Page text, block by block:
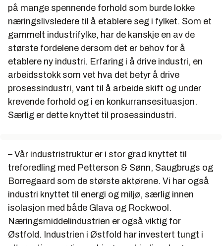
på mange spennende forhold som burde lokke
næringslivsledere til å etablere seg i fylket. Som et
gammelt industrifylke, har de kanskje en av de
største fordelene dersom det er behov for å
etablere ny industri. Erfaring i å drive industri, en
arbeidsstokk som vet hva det betyr å drive
prosessindustri, vant til å arbeide skift og under
krevende forhold og i en konkurransesituasjon.
Særlig er dette knyttet til prosessindustri.
– Vår industristruktur er i stor grad knyttet til
treforedling med Petterson & Sønn, Saugbrugs og
Borregaard som de største aktørene. Vi har også
industri knyttet til energi og miljø, særlig innen
isolasjon med både Glava og Rockwool.
Næringsmiddelindustrien er også viktig for
Østfold. Industrien i Østfold har investert tungt i